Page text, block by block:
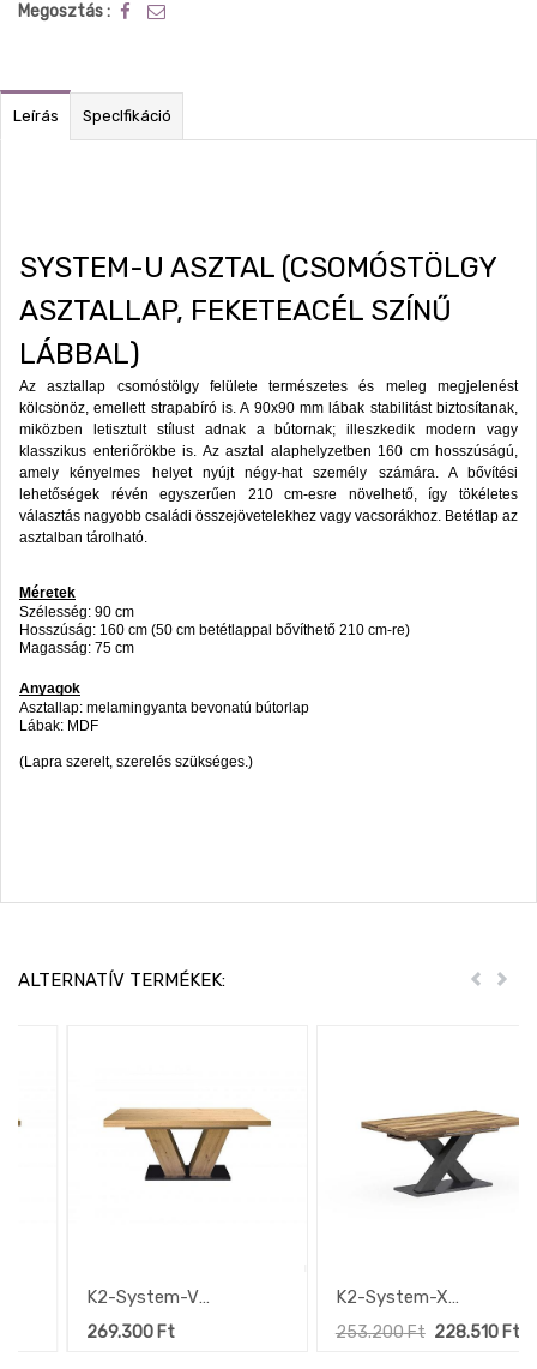
Megosztás :
Leírás SpecIfikáció
SYSTEM-U ASZTAL (CSOMÓSTÖLGY
ASZTALLAP, FEKETEACÉL SZÍNŰ
LÁBBAL)
Az asztallap csomóstölgy felülete természetes és meleg megjelenést
kölcsönöz, emellett strapabíró is. A 90x90 mm lábak stabilitást biztosítanak,
miközben letisztult stílust adnak a bútornak; illeszkedik modern vagy
klasszikus enteriőrökbe is. Az asztal alaphelyzetben 160 cm hosszúságú,
amely kényelmes helyet nyújt négy-hat személy számára. A bővítési
lehetőségek révén egyszerűen 210 cm-esre növelhető, így tökéletes
választás nagyobb családi összejövetelekhez vagy vacsorákhoz. Betétlap az
asztalban tárolható.
Méretek
Szélesség: 90 cm
Hosszúság: 160 cm (50 cm betétlappal bővíthető 210 cm-re)
Magasság: 75 cm
Anyagok
Asztallap: melamingyanta bevonatú bútorlap
Lábak: MDF
(Lapra szerelt, szerelés szükséges.)
ALTERNATÍV TERMÉKEK: Előző
K2-System-V
étkezőasztal,
269.300Ft
K2-System-X
étkezőasztal,
253.200Ft 228.510Ft